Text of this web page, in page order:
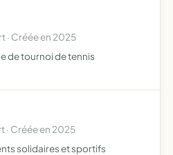
· Créée en 2025
de tournoi de tennis
· Créée en 2025
solidaires et sportifs